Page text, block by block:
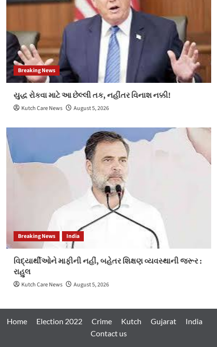
Breaking News
યુદ્ધ રોકવા માટે આ છેલ્લી તક, નહીંતર વિનાશ નક્કી!
Kutch Care News August 5, 2026
Breaking News India
વિદ્યાર્થીઓને માફીની નહીં, બહેતર શિક્ષણ વ્યવસ્થાની જરૂર :
રાહુલ
Kutch Care News August 5, 2026
Home Election 2022 Crime Kutch Gujarat
India
Contact us